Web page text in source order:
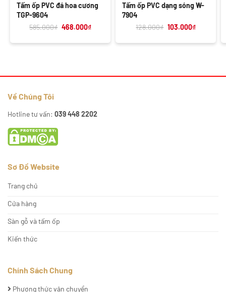
Tấm ốp PVC đá hoa cương
TGP-9604
585.000₫ Giá
585.000₫.
468.000₫Giá
là:
Tấm ốp PVC dạng sóng W-
7904
128.000₫ Giá
128.000₫.
103.000₫Giá
là:
Về Chúng Tôi
Hotline tư vấn: 039 448 2202
Sơ Đồ Website
Trang chủ
Cửa hàng
Sàn gỗ và tấm ốp
Kiến thức
Chính Sách Chung
Phương thức vận chuyển